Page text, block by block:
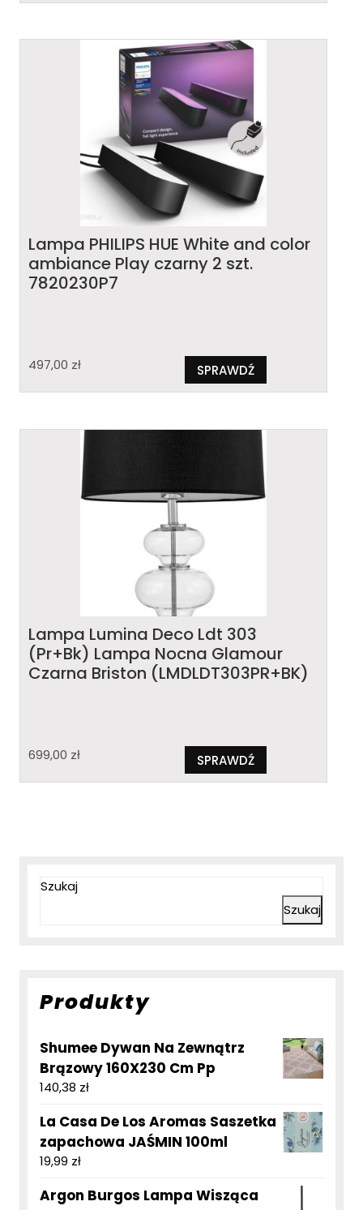
Lampa PHILIPS HUE White and color
ambiance Play czarny 2 szt.
7820230P7
497,00 zł SPRAWDŹ
Lampa Lumina Deco Ldt 303
(Pr+Bk) Lampa Nocna Glamour
Czarna Briston (LMDLDT303PR+BK)
699,00 zł SPRAWDŹ
Szukaj
Szukaj
Produkty
Shumee Dywan Na Zewnątrz
Brązowy 160X230 Cm Pp
140,38 zł
La Casa De Los Aromas Saszetka
zapachowa JAŚMIN 100ml
19,99 zł
Argon Burgos Lampa Wisząca